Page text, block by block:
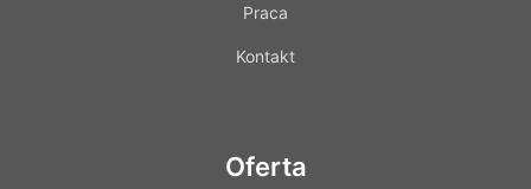
Praca
Kontakt
Oferta